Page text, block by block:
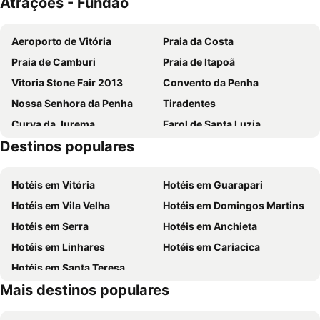
Aeroporto de Vitória
Praia da Costa
Praia de Camburi
Praia de Itapoã
Vitoria Stone Fair 2013
Convento da Penha
Nossa Senhora da Penha
Tiradentes
Curva da Jurema
Farol de Santa Luzia
Centro de Convenções de Vitória
BPM Boot Camp & CBPP Exam
Destinos populares
Hotéis em Vitória
Hotéis em Guarapari
Hotéis em Vila Velha
Hotéis em Domingos Martins
Hotéis em Serra
Hotéis em Anchieta
Hotéis em Linhares
Hotéis em Cariacica
Hotéis em Santa Teresa
Mais destinos populares